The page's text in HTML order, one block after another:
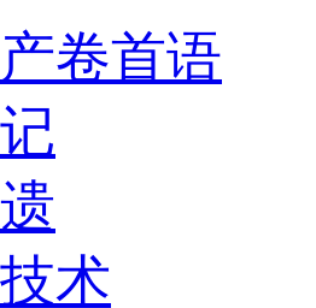
卷首语
术